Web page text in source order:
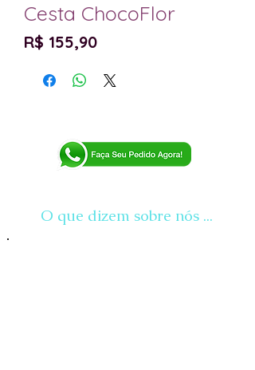
Cesta ChocoFlor
R$ 155,90Preço
O que dizem sobre nós ...